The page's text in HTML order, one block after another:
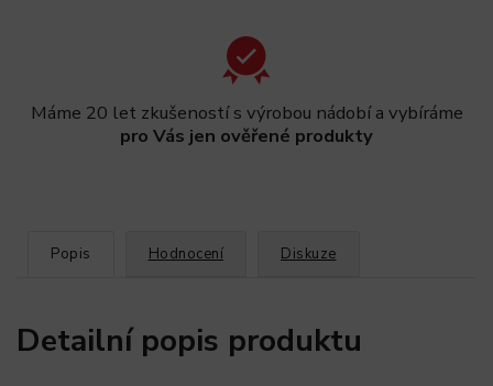
Máme 20 let zkušeností s výrobou nádobí a vybíráme
pro Vás jen ověřené produkty
Popis Hodnocení Diskuze
Detailní popis produktu